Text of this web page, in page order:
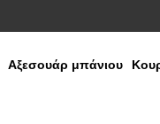
Αξεσουάρ μπάνιου